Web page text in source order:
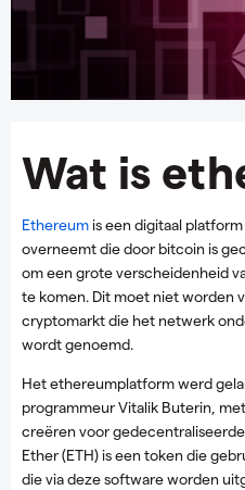
Wat is
Ethereumis een digitaal
overneemt die door bitcoin is
om een grote verscheidenheid
te komen. Dit moet niet worden
cryptomarkt die het netwerk
wordt genoemd.
Het ethereumplatform werd
programmeur Vitalik Buterin,
creëren voor
Ether (ETH) is een token die
die via deze software worden